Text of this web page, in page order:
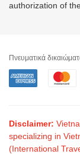
authorization of
Πνευματικά
Disclaimer:
specializing in
(International